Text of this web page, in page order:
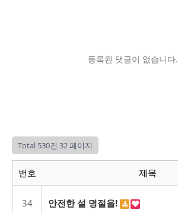
등록된 댓글이 없습니다.
Total 530건 32 페이지
번호 제목
34 안전한 설 명절을!